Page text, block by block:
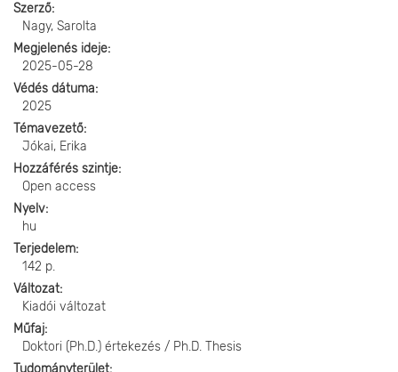
Szerző
Nagy, Sarolta
Megjelenés ideje
2025-05-28
Védés dátuma
2025
Témavezető
Jókai, Erika
Hozzáférés szintje
Open access
Nyelv
hu
Terjedelem
142 p.
Változat
Kiadói változat
Műfaj
Doktori (Ph.D.) értekezés / Ph.D. Thesis
Tudományterület